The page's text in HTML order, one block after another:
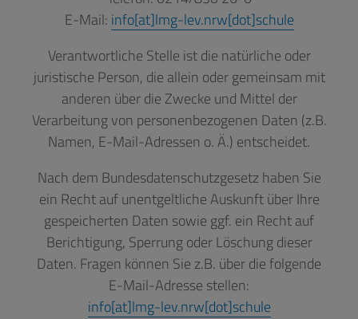
E-Mail: info[at]lmg-lev.nrw[dot]schule
Verantwortliche Stelle ist die natürliche oder
juristische Person, die allein oder gemeinsam mit
anderen über die Zwecke und Mittel der
Verarbeitung von personenbezogenen Daten (z.B.
Namen, E-Mail-Adressen o. Ä.) entscheidet.
Nach dem Bundesdatenschutzgesetz haben Sie
ein Recht auf unentgeltliche Auskunft über Ihre
gespeicherten Daten sowie ggf. ein Recht auf
Berichtigung, Sperrung oder Löschung dieser
Daten. Fragen können Sie z.B. über die folgende
E-Mail-Adresse stellen:
info[at]lmg-lev.nrw[dot]schule